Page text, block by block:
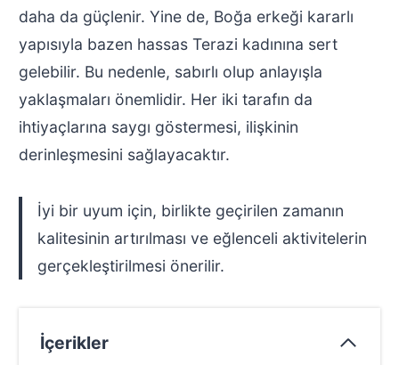
daha da güçlenir. Yine de, Boğa erkeği kararlı
yapısıyla bazen hassas Terazi kadınına sert
gelebilir. Bu nedenle, sabırlı olup anlayışla
yaklaşmaları önemlidir. Her iki tarafın da
ihtiyaçlarına saygı göstermesi, ilişkinin
derinleşmesini sağlayacaktır.
İyi bir uyum için, birlikte geçirilen zamanın
kalitesinin artırılması ve eğlenceli aktivitelerin
gerçekleştirilmesi önerilir.
İçerikler